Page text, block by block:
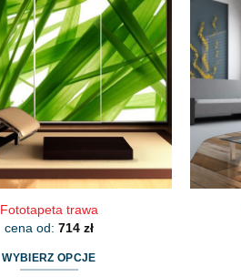
Opcje
można
wybrać
na
stronie
produktu
Fototapeta trawa
cena od: 714 zł
WYBIERZ OPCJE